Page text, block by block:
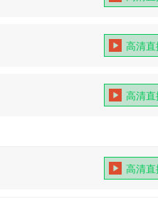
高清直
高清直
高清直